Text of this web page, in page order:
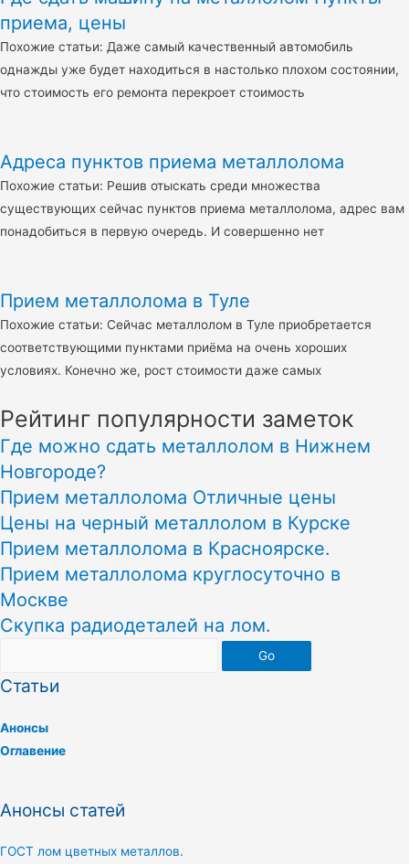
приема, цены
Похожие статьи: Даже самый качественный автомобиль
однажды уже будет находиться в настолько плохом состоянии,
что стоимость его ремонта перекроет стоимость
Адреса пунктов приема металлолома
Похожие статьи: Решив отыскать среди множества
существующих сейчас пунктов приема металлолома, адрес вам
понадобиться в первую очередь. И совершенно нет
Прием металлолома в Туле
Похожие статьи: Сейчас металлолом в Туле приобретается
соответствующими пунктами приёма на очень хороших
условиях. Конечно же, рост стоимости даже самых
Рейтинг популярности заметок
Где можно сдать металлолом в Нижнем
Новгороде?
Прием металлолома Отличные цены
Цены на черный металлолом в Курске
Прием металлолома в Красноярске.
Прием металлолома круглосуточно в
Москве
Скупка радиодеталей на лом.
Go
Статьи
Анонсы
Оглавение
Анонсы статей
ГОСТ лом цветных металлов.